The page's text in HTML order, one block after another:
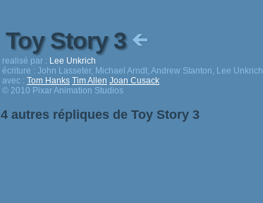
Toy Story 3
realisé par : Lee Unkrich
écriture : John Lasseter, Michael Arndt, Andrew Stanton, Lee Unkrich
avec : Tom Hanks Tim Allen Joan Cusack
© 2010 Pixar Animation Studios
4 autres répliques de Toy Story 3